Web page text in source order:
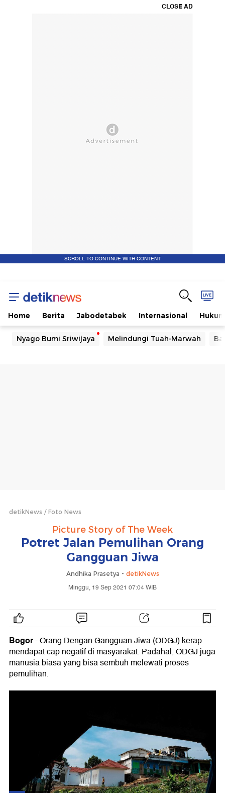
CLOSE AD
SCROLL TO CONTINUE WITH CONTENT
Home Berita Jabodetabek Internasional Hukum
Nyago Bumi Sriwijaya Melindungi Tuah-Marwah
detikNews Foto News
Picture Story of The Week
Potret Jalan Pemulihan Orang
Gangguan Jiwa
Andhika Prasetya - detikNews
Minggu, 19 Sep 2021 07:04 WIB
Bogor- Orang Dengan Gangguan Jiwa (ODGJ) kerap
mendapat cap negatif di masyarakat. Padahal, ODGJ juga
manusia biasa yang bisa sembuh melewati proses
pemulihan.